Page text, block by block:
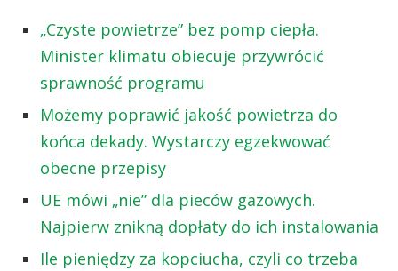
„Czyste powietrze” bez pomp ciepła.
Minister klimatu obiecuje przywrócić
sprawność programu
Możemy poprawić jakość powietrza do
końca dekady. Wystarczy egzekwować
obecne przepisy
UE mówi „nie” dla pieców gazowych.
Najpierw znikną dopłaty do ich instalowania
Ile pieniędzy za kopciucha, czyli co trzeba